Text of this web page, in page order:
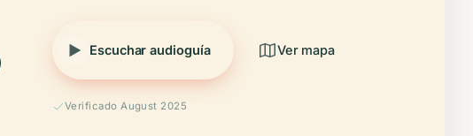
Escuchar audioguía Ver mapa
Verificado August 2025